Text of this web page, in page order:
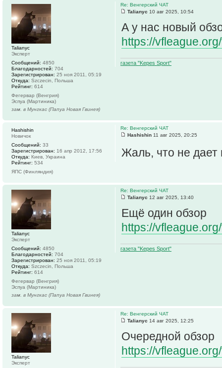
Re: Венгерский ЧАТ
Talianyc 10 авг 2025, 10:54
А у нас новый
https://
газета "Kepes Sport"
Talianyc
Эксперт
Сообщений: 4850
Благодарностей: 704
Зарегистрирован: 25 ноя 2011, 05:19
Откуда: Szczecin, Польша
Рейтинг: 614
Фегервар (Венгрия)
Эспуа (Мартиника)
зам. в Мунгкас (Папуа Новая Гвинея)
Re: Венгерский ЧАТ
Hashishin 11 авг 2025, 20:25
Жаль, что не дает
Hashishin
Новичок
Сообщений: 33
Зарегистрирован: 16 апр 2012, 17:56
Откуда: Киев, Украина
Рейтинг: 534
ЯПС (Финляндия)
Re: Венгерский ЧАТ
Talianyc 12 авг 2025, 13:40
Ещё один обзор
https://
газета "Kepes Sport"
Talianyc
Эксперт
Сообщений: 4850
Благодарностей: 704
Зарегистрирован: 25 ноя 2011, 05:19
Откуда: Szczecin, Польша
Рейтинг: 614
Фегервар (Венгрия)
Эспуа (Мартиника)
зам. в Мунгкас (Папуа Новая Гвинея)
Re: Венгерский ЧАТ
Talianyc 14 авг 2025, 12:25
Очередной обзор
https://
Talianyc
Эксперт